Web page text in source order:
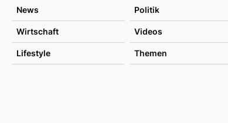
News Politik
Wirtschaft Videos
Lifestyle Themen